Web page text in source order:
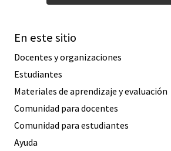
En este sitio
Docentes y organizaciones
Estudiantes
Materiales de aprendizaje y evaluación
Comunidad para docentes
Comunidad para estudiantes
Ayuda